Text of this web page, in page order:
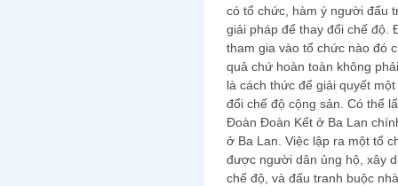
có tổ chức, hàm ý người đấu
giải pháp để thay đổi chế độ.
tham gia vào tổ chức nào đó
quả chứ hoàn toàn không
là cách thức để giải quyết
đổi chế độ cộng sản. Có thể
Đoàn Đoàn Kết ở Ba Lan
ở Ba Lan. Việc lập ra một tổ
được người dân ủng hộ, xây
chế độ, và đấu tranh buộc